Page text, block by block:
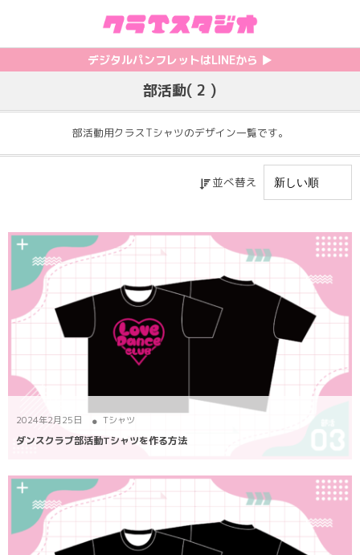
デジタルパンフレットはLINEから ▶︎︎
部活動( 2 )
部活動用クラスTシャツのデザイン一覧です。
並べ替え
2024年2月25日 Tシャツ
ダンスクラブ部活動Tシャツを作る方法
初めての方へ
キャンセル・変更について
利用規約
無料でLINE相談する
カテゴリ一覧
ホッケーユニフォーム
ゲーム
パロディ
グリッター&ラメ
ポロシャツ
ロンT・長袖
タイダイ柄
ラグビーユニフォーム
特集記事
【インスタ映え】おすすめクラT集
おしゃれデザインクラスTシャツ
かわいいクラスTシャツ
おもしろクラスTシャツ
かっこいいクラスTシャツ
責任をもってお届けします
プリント
フォントを選ぶ
昇華プリントについて
全面プリントクラスTシャツ
DTFプリントについて
SDGsについて
セルフプリント